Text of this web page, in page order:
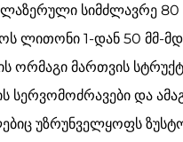
სიმძლავრე 80
ლითონი 1-დან 50 მმ-
ორმაგი მართვის
სერვომოძრავები და
უზრუნველყოფს